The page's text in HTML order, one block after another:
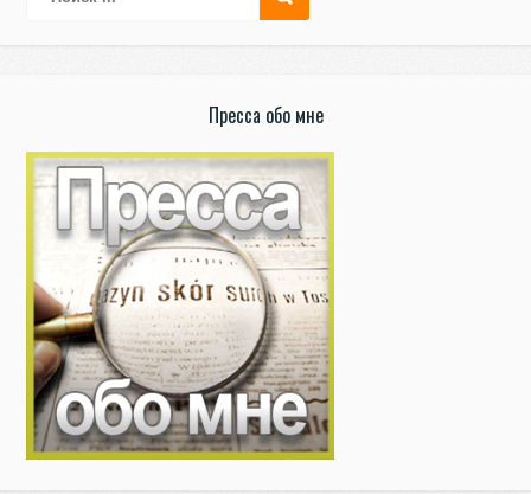
Пресса обо мне